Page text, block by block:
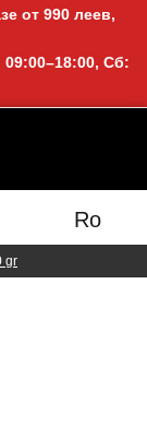
от 990 леев,
Сб:
Ro
gr